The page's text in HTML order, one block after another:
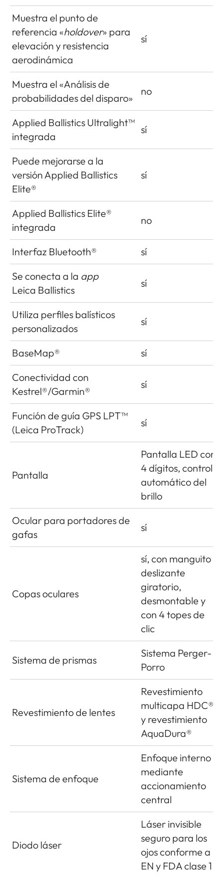
Muestra el punto de
referencia «holdover» para
elevación y resistencia
aerodinámica
sí
Muestra el «Análisis de
probabilidades del disparo»
no
Applied Ballistics Ultralight™
integrada
sí
Puede mejorarse a la
versión Applied Ballistics
Elite®
sí
Applied Ballistics Elite®
integrada
no
Interfaz Bluetooth®
sí
Se conecta a la app
Leica Ballistics
sí
Utiliza perfiles balísticos
personalizados
sí
BaseMap®
sí
Conectividad con
Kestrel®/Garmin®
sí
Función de guía GPS LPT™
(Leica ProTrack)
sí
Pantalla
Pantalla LED con
4 dígitos, control
automático del
brillo
Ocular para portadores de
gafas
sí
Copas oculares
sí, con manguito
deslizante
giratorio,
desmontable y
con 4 topes de
clic
Sistema de prismas
Sistema Perger-
Porro
Revestimiento de lentes
Revestimiento
multicapa HDC®
y revestimiento
AquaDura®
Sistema de enfoque
Enfoque interno
mediante
accionamiento
central
Diodo láser
Láser invisible
seguro para los
ojos conforme a
EN y FDA clase 1